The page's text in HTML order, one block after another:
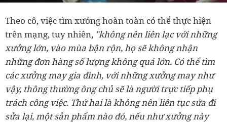
Theo cô, việc tìm xưởng hoàn toàn có thể thực hiện
trên mạng, tuy nhiên, "không nên liên lạc với những
xưởng lớn, vào mùa bận rộn, họ sẽ không nhận
những đơn hàng số lượng không quá lớn. Có thể tìm
các xưởng may gia đình, với những xưởng may như
vậy, thông thường ông chủ sẽ là người trực tiếp phụ
trách công việc. Thứ hai là không nên liên tục sửa đi
sửa lại, một sản phẩm nào đó, nếu như xưởng này